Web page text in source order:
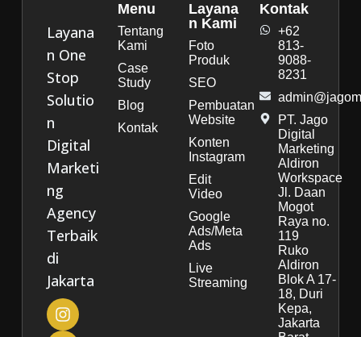
Layana
n One
Stop
Solutio
n
Digital
Marketi
ng
Agency
Terbaik
di
Jakarta
Menu
Tentang
Kami
Case
Study
Blog
Kontak
Layana
n Kami
Foto
Produk
SEO
Pembuatan
Website
Konten
Instagram
Edit
Video
Google
Ads/Meta
Ads
Live
Streaming
Kontak
+62
813-
9088-
8231
PT. Jago
Digital
Marketing
Aldiron
Workspace
Jl. Daan
Mogot
Raya no.
119
Ruko
Aldiron
Blok A 17-
18, Duri
Kepa,
Jakarta